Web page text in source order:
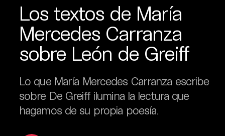
Los textos de María
Mercedes Carranza
sobre León de Greiff
Lo que María Mercedes Carranza escribe
sobre De Greiff ilumina la lectura que
hagamos de su propia poesía.